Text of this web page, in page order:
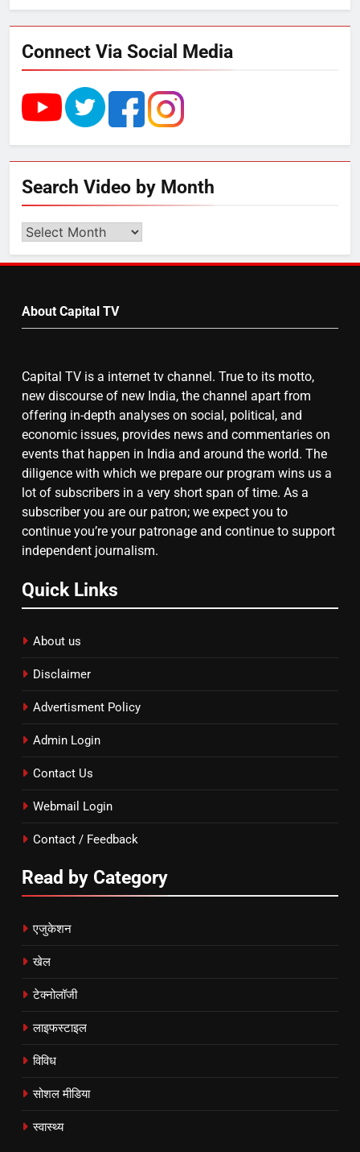
डेयरी, कुटीर उद्योग और स्वरोजगार को
मिला बढ़ावा
राम की नगरी अयोध्या में आने वाले भक्तों
का स्वागत करेगा लक्ष्मण द्वार
उत्तर प्रदेश में गांवों में बढ़ेंगी सुविधाएं: 67%
बढ़ा पंचायतों का बजट
8
चुनाव से पहले लालू परिवार पर बड़ा झटका,
दिल्ली कोर्ट ने IRCTC घोटाले में आरोप
तय किए
Connect Via Social Media
Search Video by Month
Search
by
About Capital TV
Capital TV is a internet tv channel. True to its motto,
new discourse of new India, the channel apart from
offering in-depth analyses on social, political, and
economic issues, provides news and commentaries on
events that happen in India and around the world. The
diligence with which we prepare our program wins us a
lot of subscribers in a very short span of time. As a
subscriber you are our patron; we expect you to
continue you’re your patronage and continue to support
independent journalism.
Quick Links
About us
Disclaimer
Advertisment Policy
Admin Login
Contact Us
Webmail Login
Contact / Feedback
Read by Category
एजुकेशन
खेल
टेक्नोलॉजी
लाइफस्टाइल
विविध
सोशल मीडिया
स्वास्थ्य